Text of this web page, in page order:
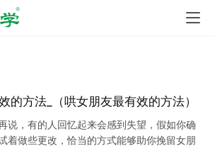
的方法_（哄女朋友最有效的方法）
说，有的人回忆起来会感到失望，假如你确
着做些更改，恰当的方式能够助你挽留女朋